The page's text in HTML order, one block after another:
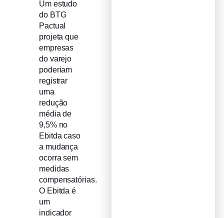
Um estudo
do BTG
Pactual
projeta que
empresas
do varejo
poderiam
registrar
uma
redução
média de
9,5% no
Ebitda caso
a mudança
ocorra sem
medidas
compensatórias.
O Ebitda é
um
indicador